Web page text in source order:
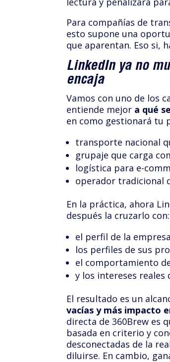
Para compañías de
esto supone una
que aparentan. Eso si,
LinkedIn ya no
encaja
Vamos con uno de los
entiende mejor a qué
en como gestionará tu
transporte nacional
grupaje que carga
logística para e-
operador tradicional
En la práctica, ahora
después la cruzarlo con:
el perfil de la
los perfiles de sus
el comportamiento
y los intereses reales
El resultado es un
vacías y más impacto
directa de 360Brew es
basada en criterio y
desconectadas de la
diluirse. En cambio,